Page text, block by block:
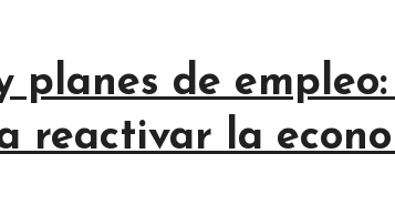
planes de
reactivar la